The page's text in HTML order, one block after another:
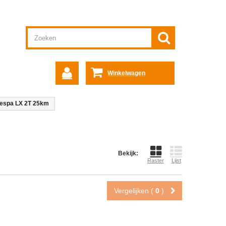
Winkelwagen
LX 2T 25km
Bekijk:
Raster Lijst
Vergelijken ( 0 )